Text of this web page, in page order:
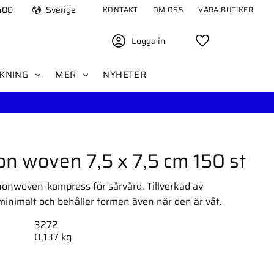
Sverige KONTAKT OM OSS VÅRA BUTIKER
Logga in
MER NYHETER
woven 7,5 x 7,5 cm 150 st
kompress för sårvård. Tillverkad av
och behåller formen även när den är våt.
3272
0,137 kg